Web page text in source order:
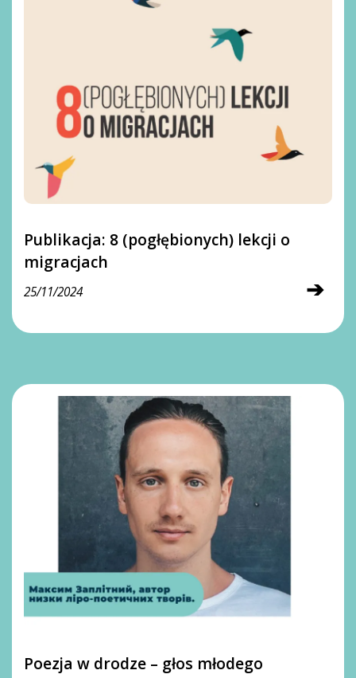
Publikacja: 8 (pogłębionych) lekcji o
migracjach
➔
25/11/2024
Poezja w drodze – głos młodego